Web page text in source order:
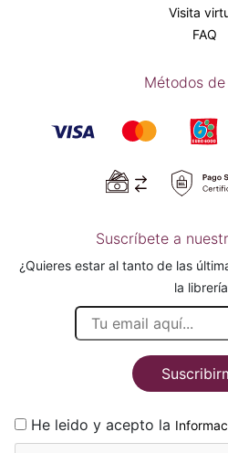
Visita
FAQ
Métodos
Suscríbete a
¿Quieres estar al tanto de las
la
He leido y acepto la